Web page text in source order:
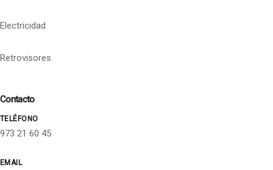
Electricidad
Retrovisores
Contacto
TELÉFONO
973 21 60 45
EMAIL